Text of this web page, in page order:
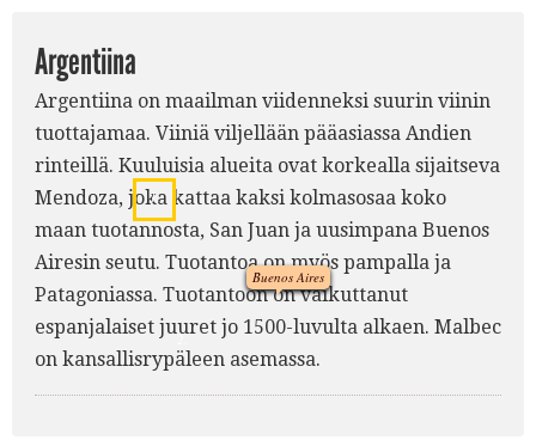
Buenos Aires
1.
2.
4.
Argentiina
Argentiina on maailman viidenneksi suurin viinin
tuottajamaa. Viiniä viljellään pääasiassa Andien
rinteillä. Kuuluisia alueita ovat korkealla sijaitseva
Mendoza, joka kattaa kaksi kolmasosaa koko
maan tuotannosta, San Juan ja uusimpana Buenos
Airesin seutu. Tuotantoa on myös pampalla ja
Patagoniassa. Tuotantoon on vaikuttanut
espanjalaiset juuret jo 1500-luvulta alkaen. Malbec
on kansallisrypäleen asemassa.